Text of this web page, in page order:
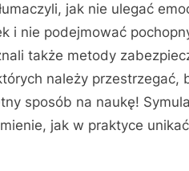
jak nie ulegać
i nie podejmować
także metody
należy przestrzegać,
sposób na naukę!
jak w praktyce